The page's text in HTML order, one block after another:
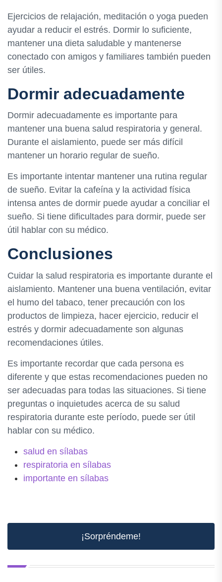
Ejercicios de relajación, meditación o yoga pueden
ayudar a reducir el estrés. Dormir lo suficiente,
mantener una dieta saludable y mantenerse
conectado con amigos y familiares también pueden
ser útiles.
Dormir adecuadamente
Dormir adecuadamente es importante para
mantener una buena salud respiratoria y general.
Durante el aislamiento, puede ser más difícil
mantener un horario regular de sueño.
Es importante intentar mantener una rutina regular
de sueño. Evitar la cafeína y la actividad física
intensa antes de dormir puede ayudar a conciliar el
sueño. Si tiene dificultades para dormir, puede ser
útil hablar con su médico.
Conclusiones
Cuidar la salud respiratoria es importante durante el
aislamiento. Mantener una buena ventilación, evitar
el humo del tabaco, tener precaución con los
productos de limpieza, hacer ejercicio, reducir el
estrés y dormir adecuadamente son algunas
recomendaciones útiles.
Es importante recordar que cada persona es
diferente y que estas recomendaciones pueden no
ser adecuadas para todas las situaciones. Si tiene
preguntas o inquietudes acerca de su salud
respiratoria durante este período, puede ser útil
hablar con su médico.
salud en sílabas
respiratoria en sílabas
importante en sílabas
¡Sorpréndeme!